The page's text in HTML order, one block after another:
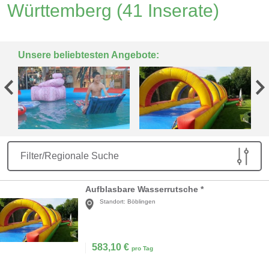
Württemberg (41 Inserate)
Unsere beliebtesten Angebote:
Filter/Regionale Suche
Aufblasbare Wasserrutsche *
Standort: Böblingen
583,10 € pro Tag